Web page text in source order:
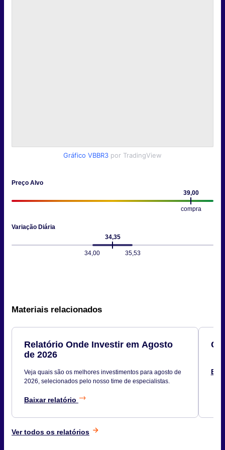
Gráfico VBBR3 por TradingView
Preço Alvo
39,00
compra
Variação Diária
34,35
34,00 35,53
Materiais relacionados
Relatório Onde Investir em Agosto
de 2026
Veja quais são os melhores investimentos para agosto de
2026, selecionados pelo nosso time de especialistas.
Baixar relatório
Ver todos os relatórios